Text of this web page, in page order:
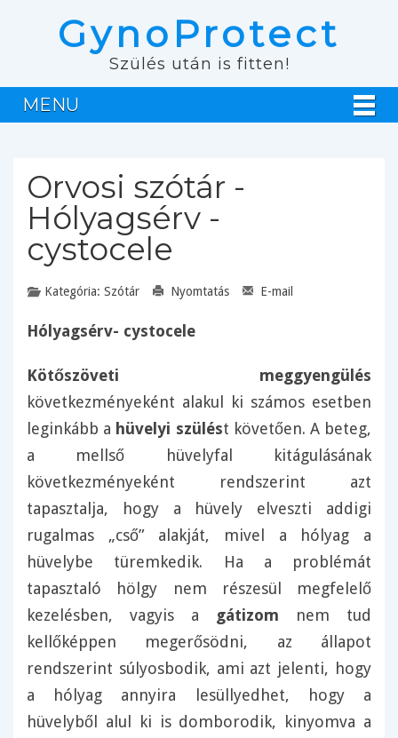
GynoProtect
Szülés után is fitten!
MENU
Orvosi szótár -
Hólyagsérv -
cystocele
Kategória: Szótár Nyomtatás E-mail
Hólyagsérv- cystocele
Kötőszöveti meggyengülés
következményeként alakul ki számos esetben
leginkább a hüvelyi szülést követően. A beteg,
a mellső hüvelyfal kitágulásának
következményeként rendszerint azt
tapasztalja, hogy a hüvely elveszti addigi
rugalmas „cső” alakját, mivel a hólyag a
hüvelybe türemkedik. Ha a problémát
tapasztaló hölgy nem részesül megfelelő
kezelésben, vagyis a gátizom nem tud
kellőképpen megerősödni, az állapot
rendszerint súlyosbodik, ami azt jelenti, hogy
a hólyag annyira lesüllyedhet, hogy a
hüvelyből alul ki is domborodik, kinyomva a